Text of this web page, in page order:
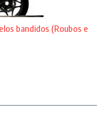
bandidos (Roubos e